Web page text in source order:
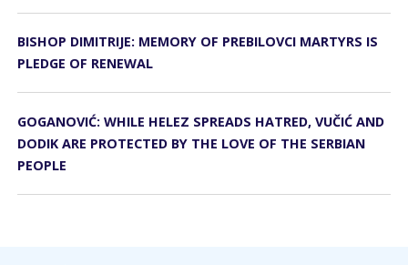
BISHOP DIMITRIJE: MEMORY OF PREBILOVCI MARTYRS IS
PLEDGE OF RENEWAL
GOGANOVIĆ: WHILE HELEZ SPREADS HATRED, VUČIĆ AND
DODIK ARE PROTECTED BY THE LOVE OF THE SERBIAN
PEOPLE